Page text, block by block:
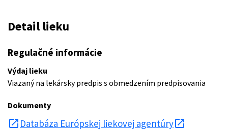
Detail lieku
Regulačné informácie
Výdaj lieku
Viazaný na lekársky predpis s obmedzením predpisovania
Dokumenty
open_in_new Databáza Európskej liekovej agentúry